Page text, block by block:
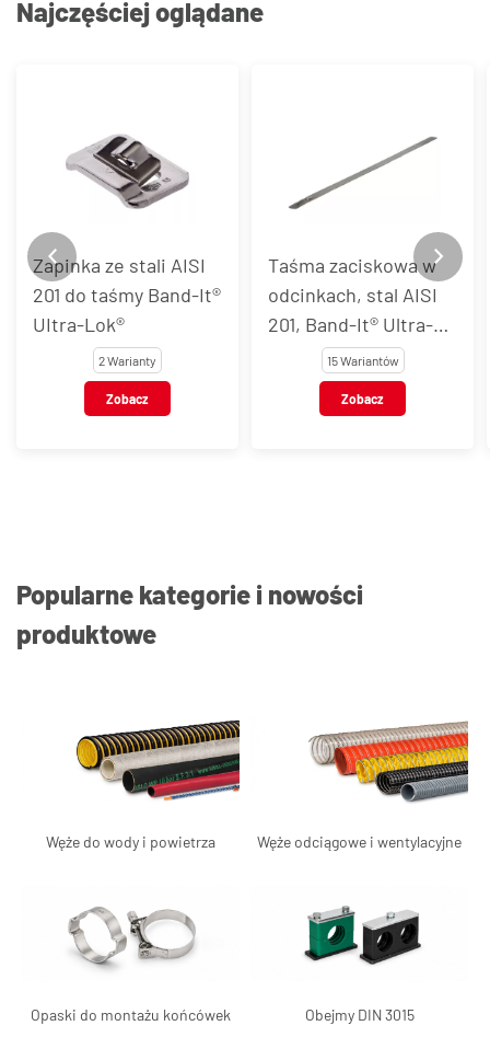
Najczęściej oglądane
Zapinka ze stali AISI
201 do taśmy Band-It®
UItra-Lok®
2 Warianty
Zobacz
Taśma zaciskowa w
odcinkach, stal AISI
201, Band-It® Ultra-
15 Wariantów
Zobacz
Popularne kategorie i nowości
produktowe
Węże do wody i powietrza Węże odciągowe i wentylacyjne
Opaski do montażu końcówek Obejmy DIN 3015